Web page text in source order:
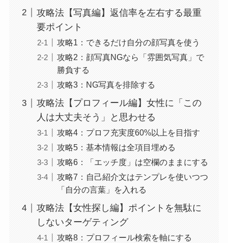
攻略法【写真編】返信率を左右する最重
要ポイント
攻略1：できるだけ自分の顔写真を使う
攻略2：顔写真NGなら「雰囲気写真」で
勝負する
攻略3：NG写真を排除する
攻略法【プロフィール編】女性に「この
人は大丈夫そう」と思わせる
攻略4：プロフ充実度60%以上を目指す
攻略5：基本情報は全項目埋める
攻略6：「エッチ度」は空欄のままにする
攻略7：自己紹介文はテンプレを使いつつ
「自分の言葉」を入れる
攻略法【女性探し編】ポイントを無駄に
しないターゲティング
攻略8：プロフィール検索を軸にする